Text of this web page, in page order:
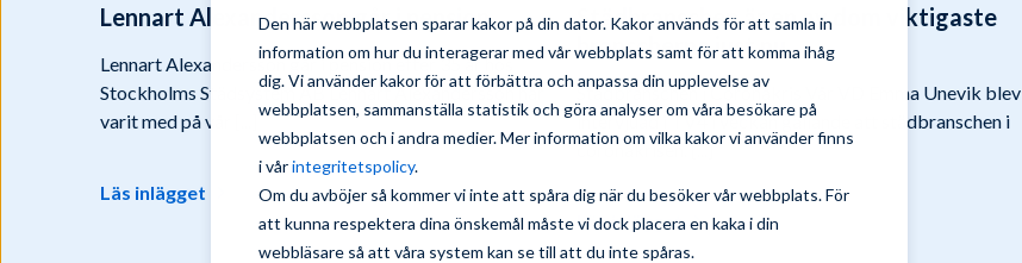
Den här webbplatsen sparar kakor på din dator. Kakor används för att samla in
information om hur du interagerar med vår webbplats samt för att komma ihåg
dig. Vi använder kakor för att förbättra och anpassa din upplevelse av
webbplatsen, sammanställa statistik och göra analyser om våra besökare på
webbplatsen och i andra medier. Mer information om vilka kakor vi använder finns
i vårintegritetspolicy.
Om du avböjer så kommer vi inte att spåra dig när du besöker vår webbplats. För
att kunna respektera dina önskemål måste vi dock placera en kaka i din
webbläsare så att våra system kan se till att du inte spåras.
Lennart Alexandersson går i pension
Lennart Alexandersson går i pension efter 35 år hos
Stockholms Städsystem AB Lennart Alexandersson har
varit med på vår [...]
Läs inlägget
Städbranschen är en av dom viktigaste
branscherna just nu
Städbranschen i Coronakris Vår VD Emma Unevik blev
intervjuad i TV4 i veckan gällande att städbranschen i
coronakrisen. [...]
Läs inlägget